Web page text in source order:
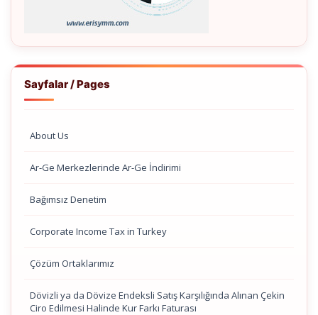
Sayfalar / Pages
About Us
Ar-Ge Merkezlerinde Ar-Ge İndirimi
Bağımsız Denetim
Corporate Income Tax in Turkey
Çözüm Ortaklarımız
Dövizli ya da Dövize Endeksli Satış Karşılığında Alınan Çekin
Ciro Edilmesi Halinde Kur Farkı Faturası